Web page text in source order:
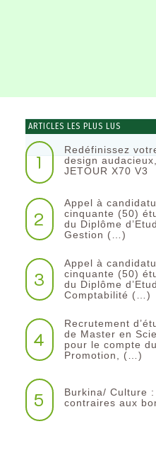
ARTICLES LES PLUS LUS
1
Redéfinissez
design
JETOUR X70 V3
2
Appel à
cinquante (50)
du Diplôme
Gestion (…)
3
Appel à
cinquante (50)
du Diplôme
Comptabilité (…)
4
Recrutement
de Master en
pour le compte
Promotion, (…)
5
Burkina/ Culture
contraires aux